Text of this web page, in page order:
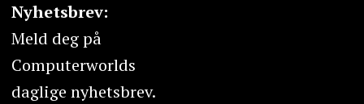
Nyhetsbrev:
Meld deg på
Computerworlds
daglige nyhetsbrev.